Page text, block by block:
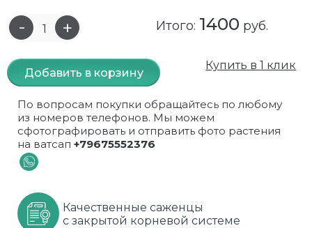
Самшит
Спирея
Форзиция
Шиповник декоративный красный
Юкка
Малиновое дерево
Облепиха высокорослая
Облепиха высокорослая, раскидистая
Орех (Фундук)
Сливы
Кизил
Малина
На штамбе
Облепиха
От производителя
Мускусные
Парковые
Пионовидные
Плетистые
разноцветные
Итого: 1400 руб.
Добавить в корзину
Купить в 1 клик
По вопросам покупки обращайтесь по любому
из номеров телефонов. Мы можем
сфотографировать и отправить фото растения
на ватсап +79675552376
Качественные саженцы
с закрытой корневой системе